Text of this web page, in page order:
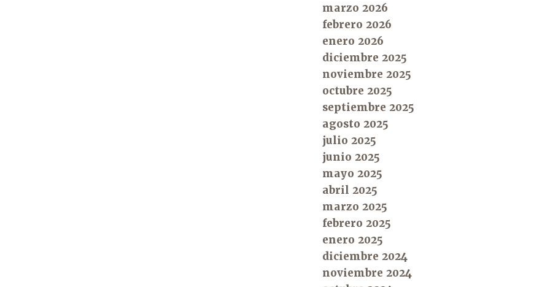
marzo 2026
febrero 2026
enero 2026
diciembre 2025
noviembre 2025
octubre 2025
septiembre 2025
agosto 2025
julio 2025
junio 2025
mayo 2025
abril 2025
marzo 2025
febrero 2025
enero 2025
diciembre 2024
noviembre 2024